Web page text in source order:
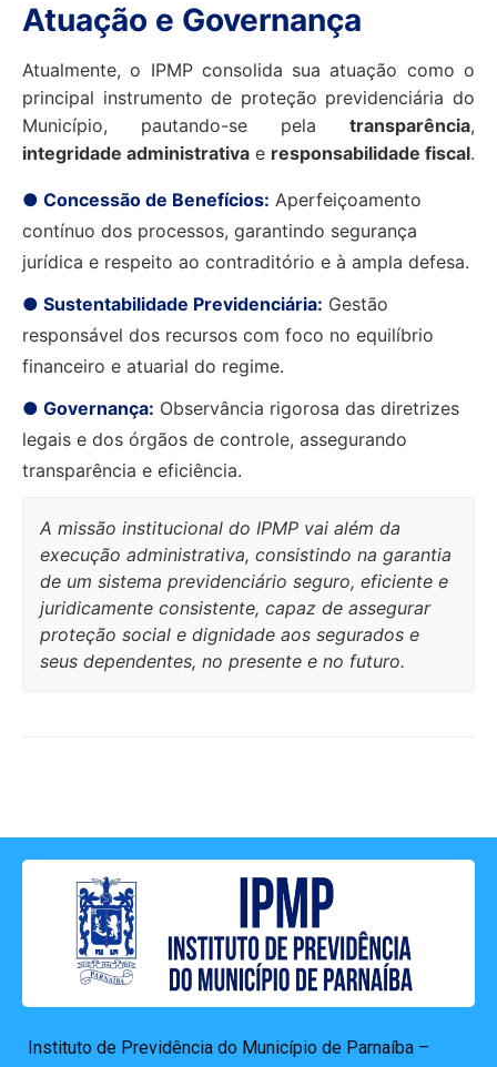
Atuação e Governança
Atualmente, o IPMP consolida sua atuação como o
principal instrumento de proteção previdenciária do
Município, pautando-se pela transparência,
integridade administrativa e responsabilidade fiscal.
● Concessão de Benefícios: Aperfeiçoamento
contínuo dos processos, garantindo segurança
jurídica e respeito ao contraditório e à ampla defesa.
● Sustentabilidade Previdenciária: Gestão
responsável dos recursos com foco no equilíbrio
financeiro e atuarial do regime.
● Governança: Observância rigorosa das diretrizes
legais e dos órgãos de controle, assegurando
transparência e eficiência.
A missão institucional do IPMP vai além da
execução administrativa, consistindo na garantia
de um sistema previdenciário seguro, eficiente e
juridicamente consistente, capaz de assegurar
proteção social e dignidade aos segurados e
seus dependentes, no presente e no futuro.
Instituto de Previdência do Município de Parnaíba –